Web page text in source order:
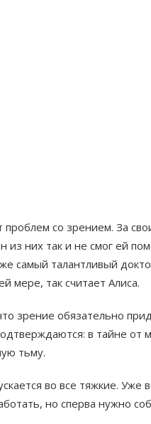
проблем со зрением. За
из них так и не смог ей
самый талантливый
мере, так считает Алиса.
зрение обязательно
в тайне от
тьму.
во все тяжкие. Уже
но сперва нужно